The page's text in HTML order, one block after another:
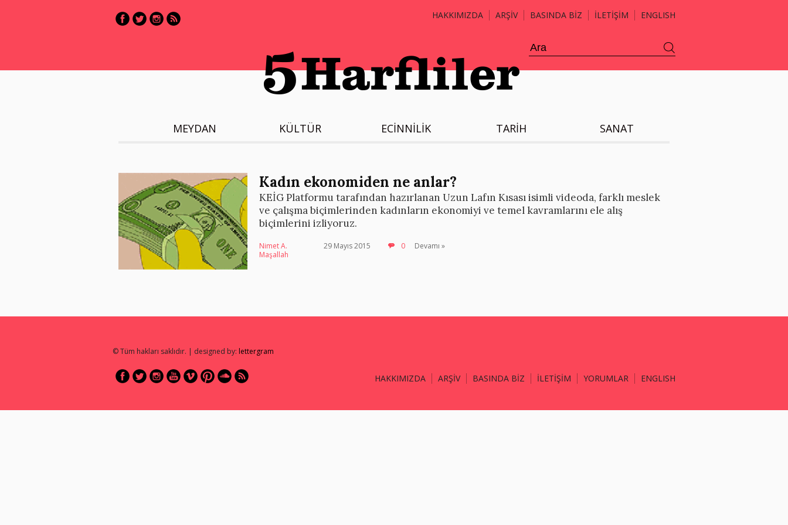
HAKKIMIZDA ARŞİV BASINDA BİZ İLETİŞİM ENGLISH
MEYDAN KÜLTÜR ECİNNİLİK TARİH SANAT
Kadın ekonomiden ne anlar?
KEİG Platformu tarafından hazırlanan Uzun Lafın Kısası isimli videoda, farklı meslek
ve çalışma biçimlerinden kadınların ekonomiyi ve temel kavramlarını ele alış
biçimlerini izliyoruz.
Nimet A.
Maşallah
29 Mayıs 2015 0 Devamı »
© Tüm hakları saklıdır. | designed by: lettergram
HAKKIMIZDA ARŞİV BASINDA BİZ İLETİŞİM YORUMLAR ENGLISH